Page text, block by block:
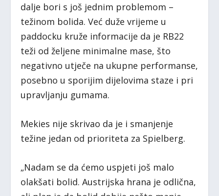
dalje bori s još jednim problemom –
težinom bolida. Već duže vrijeme u
paddocku kruže informacije da je RB22
teži od željene minimalne mase, što
negativno utječe na ukupne performanse,
posebno u sporijim dijelovima staze i pri
upravljanju gumama.
Mekies nije skrivao da je i smanjenje
težine jedan od prioriteta za Spielberg.
„Nadam se da ćemo uspjeti još malo
olakšati bolid. Austrijska hrana je odlična,